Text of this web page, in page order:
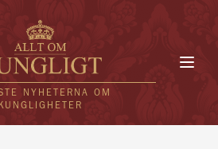
NYHETERNA OM